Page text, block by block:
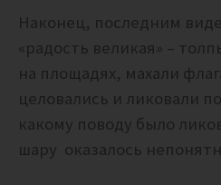
Наконец, последним
«радость великая» –
на площадях, махали
целовались и ликовали
какому поводу было
шару оказалось